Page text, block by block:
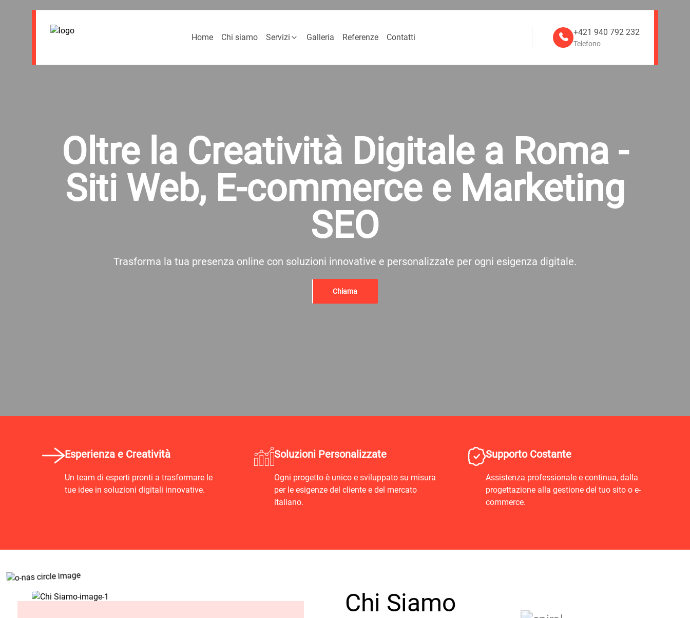
Home Chi siamo Servizi
Creazione Siti Web
Galleria Referenze Contatti
+421 940 792 232
Telefono
Oltre la Creatività Digitale a Roma -
Siti Web, E-commerce e Marketing
SEO
Trasforma la tua presenza online con soluzioni innovative e personalizzate per ogni esigenza digitale.
Chiama
Esperienza e Creatività
Un team di esperti pronti a trasformare le
tue idee in soluzioni digitali innovative.
Soluzioni Personalizzate
Ogni progetto è unico e sviluppato su misura
per le esigenze del cliente e del mercato
italiano.
Supporto Costante
Assistenza professionale e continua, dalla
progettazione alla gestione del tuo sito o e-
commerce.
Chi Siamo